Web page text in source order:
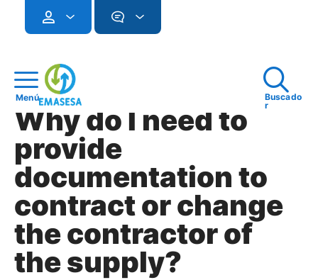
Menú
Buscado
r
Why do I need to
provide
documentation to
contract or change
the contractor of
the supply?